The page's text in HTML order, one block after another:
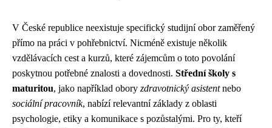
V České republice neexistuje specifický studijní obor zaměřený
přímo na práci v pohřebnictví. Nicméně existuje několik
vzdělávacích cest a kurzů, které zájemcům o toto povolání
poskytnou potřebné znalosti a dovednosti. Střední školy s
maturitou, jako například obory zdravotnický asistentnebo
sociální pracovník, nabízí relevantní základy z oblasti
psychologie, etiky a komunikace s pozůstalými. Pro ty, kteří